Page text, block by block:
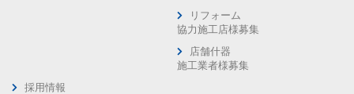
リフォーム
協力施工店様募集
店舗什器
施工業者様募集
採用情報